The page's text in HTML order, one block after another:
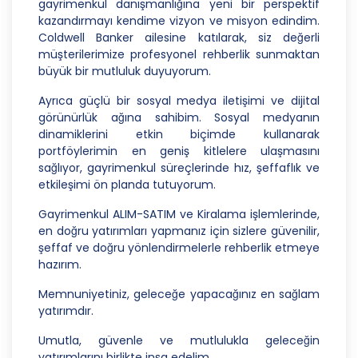
3. Belirli, Açık ve Meşru Amaçlarla İşleme
CB Gayrimenkul Franchising Pazarlama ve
Danışmanlık Hizmetleri A.Ş.; kişisel verilerin hangi
kişisel veriler işlenmeden önce veri sahiplerinin
bilgisine sunmakla yükümlüdür. Kişisel veriler
belirtilen meşru ve hukuka uygun amaçlar
dışında işlenmeyecektir..
4. İşlendikleri Amaçla Bağlantılı, Sınırlı ve Ölçülü
CB Gayrimenkul Franchising Pazarlama ve
Danışmanlık Hizmetleri A.Ş.; kişisel verileri
belirlenen amaçların gerçekleştirilmesine elverişli
gerçekleştirilmesi ile ilgili olmayan veya ihtiyaç
duyulmayan kişisel verilerin işlenmesinden
kaçınacaktır.
gayrimenkul danışmanlığına yeni bir perspektif
kazandırmayı kendime vizyon ve misyon edindim.
Coldwell Banker ailesine katılarak, siz değerli
müşterilerimize profesyonel rehberlik sunmaktan
büyük bir mutluluk duyuyorum.
Ayrıca güçlü bir sosyal medya iletişimi ve dijital
görünürlük ağına sahibim. Sosyal medyanın
dinamiklerini etkin biçimde kullanarak
portföylerimin en geniş kitlelere ulaşmasını
sağlıyor, gayrimenkul süreçlerinde hız, şeffaflık ve
etkileşimi ön planda tutuyorum.
Gayrimenkul ALIM-SATIM ve Kiralama işlemlerinde,
en doğru yatırımları yapmanız için sizlere güvenilir,
şeffaf ve doğru yönlendirmelerle rehberlik etmeye
hazırım.
Memnuniyetiniz, geleceğe yapacağınız en sağlam
yatırımdır.
Umutla, güvenle ve mutlulukla geleceğin